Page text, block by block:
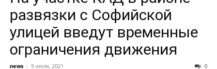
развязки с Софийской
улицей введут временные
ограничения движения
news - 9 июля, 2021 0